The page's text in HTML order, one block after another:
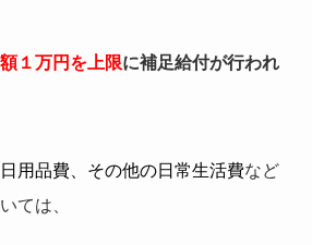
１万円を上限に補足給付が行われ
用品費、その他の日常生活費など
ては、